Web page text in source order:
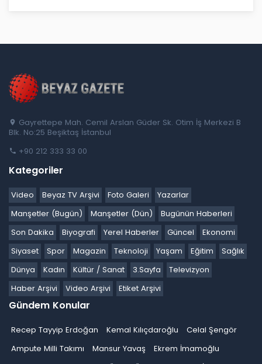
Gayrettepe Mah. Cemil Arslan Güder Sk. Otim İş Merkezi B
Blk. No:25 Beşiktaş İstanbul
+90 212 333 33 00
Kategoriler
Video Beyaz TV Arşivi Foto Galeri
Yazarlar
Manşetler (Bugün)
Manşetler (Dün)
Bugünün Haberleri
Son Dakika
Biyografi Yerel Haberler Güncel
Ekonomi
Siyaset
Spor Magazin Teknoloji Yaşam Eğitim
Sağlık
Dünya
Kadın Kültür / Sanat 3.Sayfa
Televizyon
Haber Arşivi
Video Arşivi Etiket Arşivi
Gündem Konular
Recep Tayyip Erdoğan Kemal Kılıçdaroğlu
Celal Şengör
Ampute Milli Takımı
Mansur Yavaş
Ekrem İmamoğlu